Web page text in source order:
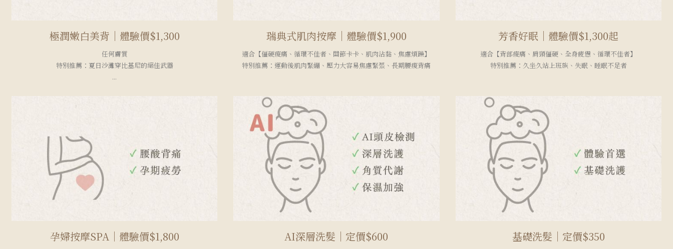
極潤嫩白美背｜體驗價$1,300
任何膚質
特別推薦：夏日沙灘穿比基尼的絕佳武器
...
瑞典式肌肉按摩｜體驗價$1,900
適合【僵硬痠痛、循環不佳者、關節卡卡、肌肉沾黏、焦慮煩躁】
特別推薦：運動後肌肉緊繃、壓力大容易焦慮緊張、長期腰痠背痛
芳香好眠｜體驗價$1,300起
適合【背部痠痛、肩頸僵硬、全身疲憊、循環不佳者】
特別推薦：久坐久站上班族、失眠、睡眠不足者
孕婦按摩SPA｜體驗價$1,800 AI深層洗髮｜定價$600 基礎洗髮｜定價$350